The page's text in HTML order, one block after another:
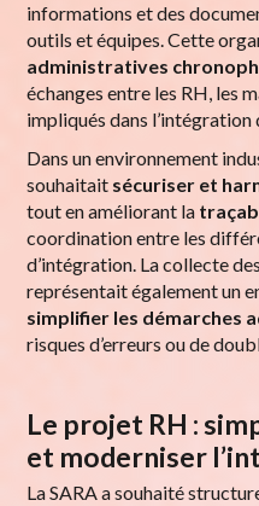
informations et des
outils et équipes. Cette
administratives
échanges entre les RH, les
impliqués dans
Dans un environnement
souhaitait sécuriser et
tout en améliorant la
coordination entre les
d’intégration. La collecte
représentait également un
simplifier les démarches
risques d’erreurs ou de
Le projet RH :
et moderniser
La SARA a souhaité